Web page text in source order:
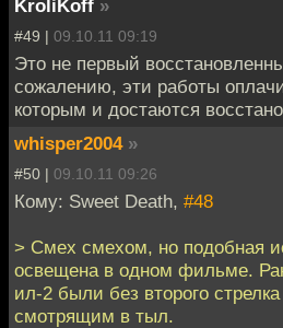
KroliKoff »
#49 | 09.10.11 09:19
Это не первый
сожалению, эти работы
которым и достаются
whisper2004 »
#50 | 09.10.11 09:26
Кому: Sweet Death, #48
> Смех смехом, но подобная
освещена в одном фильме.
ил-2 были без второго
смотрящим в тыл.